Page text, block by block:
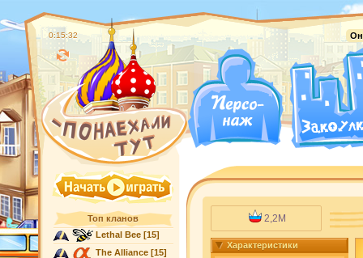
0:15:33
Топ кланов
Lethal Bee[15]
The Alliance[15]
2,2M
Характеристики